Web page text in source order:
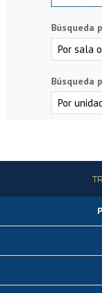
Búsqueda
Búsqueda
Más